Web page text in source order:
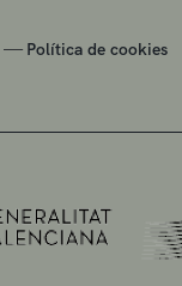
— Política de cookies